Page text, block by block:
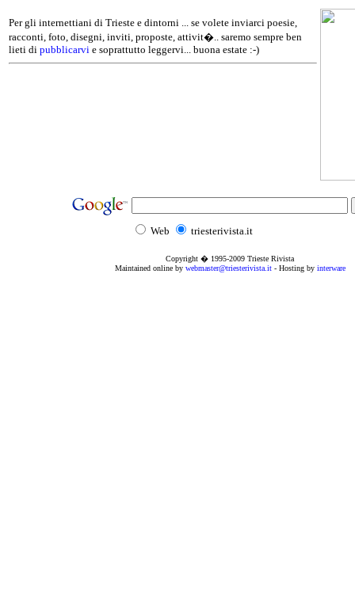
Per gli internettiani di Trieste e dintorni ... se volete inviarci poesie,
racconti, foto, disegni, inviti, proposte, attivit�.. saremo sempre ben
lieti di pubblicarvi e soprattutto leggervi... buona estate :-)
Web triesterivista.it
Copyright � 1995-2009 Trieste Rivista
Maintained online by webmaster@triesterivista.it- Hosting by interware